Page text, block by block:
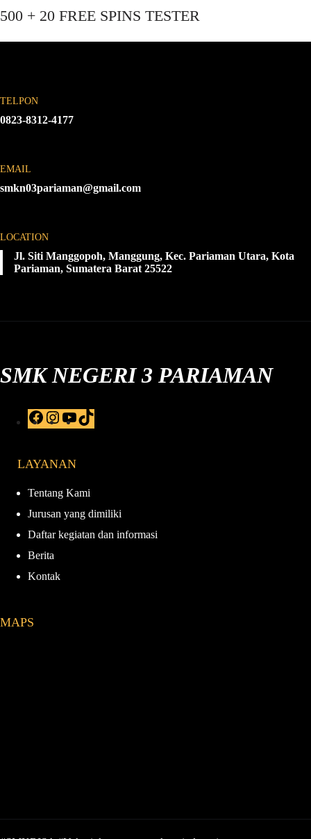
500 + 20 FREE SPINS TESTER
TELPON
0823-8312-4177
EMAIL
smkn03pariaman@gmail.com
LOCATION
Jl. Siti Manggopoh, Manggung, Kec. Pariaman Utara, Kota
Pariaman, Sumatera Barat 25522
SMK NEGERI 3 PARIAMAN
F
a
b
o
I
n
a
r
a
m
Y
o
e
i
LAYANAN
Tentang Kami
Jurusan yang dimiliki
Daftar kegiatan dan informasi
Berita
Kontak
MAPS